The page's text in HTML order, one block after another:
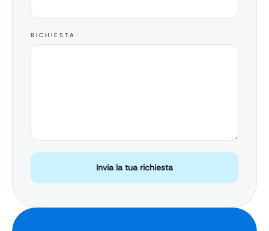
RICHIESTA
Invia la tua richiesta